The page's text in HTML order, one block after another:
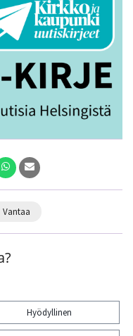
vantaa
Hyödyllinen